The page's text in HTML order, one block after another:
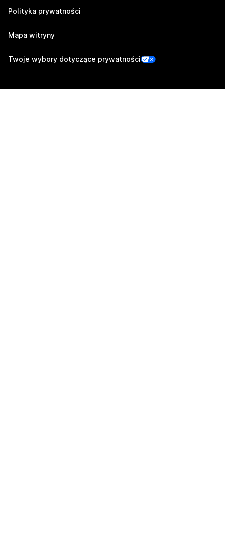
Polityka prywatności
Mapa witryny
Twoje wybory dotyczące prywatności